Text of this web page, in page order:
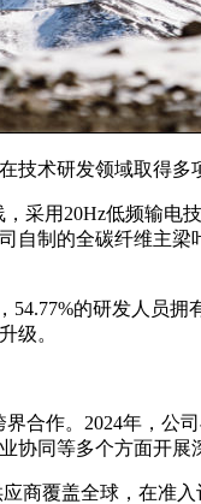
技术研发领域取得多
采用20Hz低频输
自制的全碳纤维主
54.77%的研发人员
级。
合作。2024年，
协同等多个方面开展
商覆盖全球，在准